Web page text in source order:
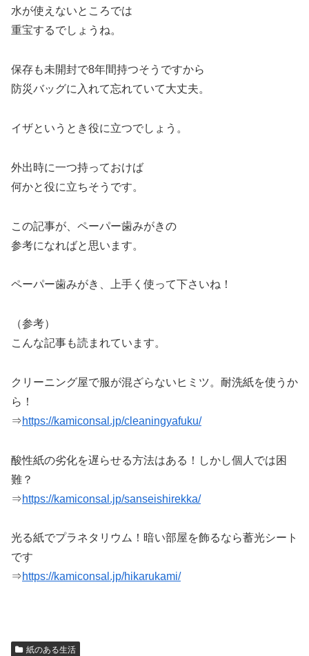
水が使えないところでは
重宝するでしょうね。
保存も未開封で8年間持つそうですから
防災バッグに入れて忘れていて大丈夫。
イザというとき役に立つでしょう。
外出時に一つ持っておけば
何かと役に立ちそうです。
この記事が、ペーパー歯みがきの
参考になればと思います。
ペーパー歯みがき、上手く使って下さいね！
（参考）
こんな記事も読まれています。
クリーニング屋で服が混ざらないヒミツ。耐洗紙を使うか
ら！
⇒https://kamiconsal.jp/cleaningyafuku/
酸性紙の劣化を遅らせる方法はある！しかし個人では困
難？
⇒https://kamiconsal.jp/sanseishirekka/
光る紙でプラネタリウム！暗い部屋を飾るなら蓄光シート
です
⇒https://kamiconsal.jp/hikarukami/
紙のある生活